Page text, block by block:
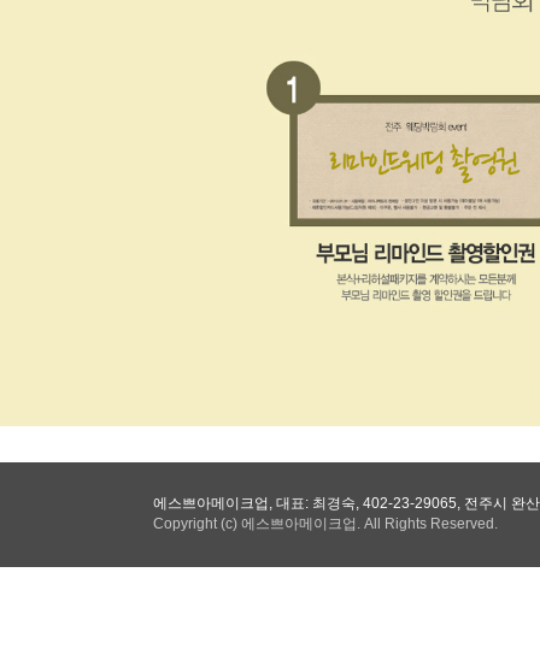
에스쁘아메이크업, 대표: 최경숙, 402-23-29065, 전주시 완
Copyright (c) 에스쁘아메이크업. All Rights Reserved.